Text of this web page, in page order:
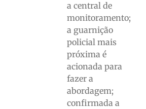
a central de
monitoramento;
a guarnição
policial mais
próxima é
acionada para
fazer a
abordagem;
confirmada a